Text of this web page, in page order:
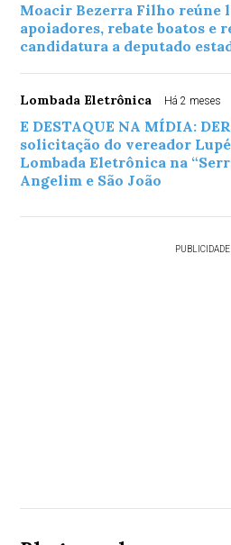
Moacir Bezerra Filho reúne
apoiadores, rebate boatos e
candidatura a deputado
Lombada Eletrônica Há 2 meses
E DESTAQUE NA MÍDIA:
solicitação do vereador
Lombada Eletrônica na
Angelim e São João
PUBLICIDADE